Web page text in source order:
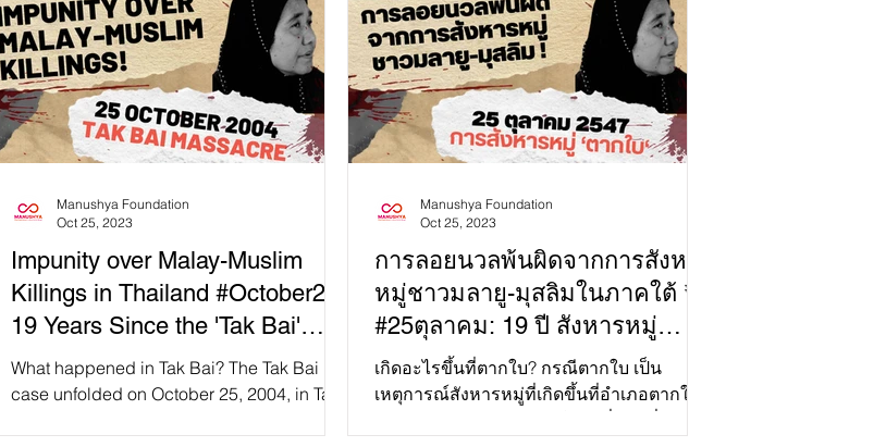
Impunity over Malay-Muslim
Killings in Thailand #October25:
19 Years Since the 'Tak Bai'
Massacre
What happened in Tak Bai? The Tak Bai
case unfolded on October 25, 2004, in Tak
Manushya Foundation
Oct 25, 2023
การลอยนวลพ้นผิดจากการสังหาร
หมู่ชาวมลายู-มุสลิมในภาคใต้ 🚨
#25ตุลาคม: 19 ปี สังหารหมู่
'ตากใบ'
เกิดอะไรขึ้นที่ตากใบ? กรณีตากใบ เป็น
เหตุการณ์สังหารหมู่ที่เกิดขึ้นที่อำเภอตากใบ
Manushya Foundation
Oct 25, 2023